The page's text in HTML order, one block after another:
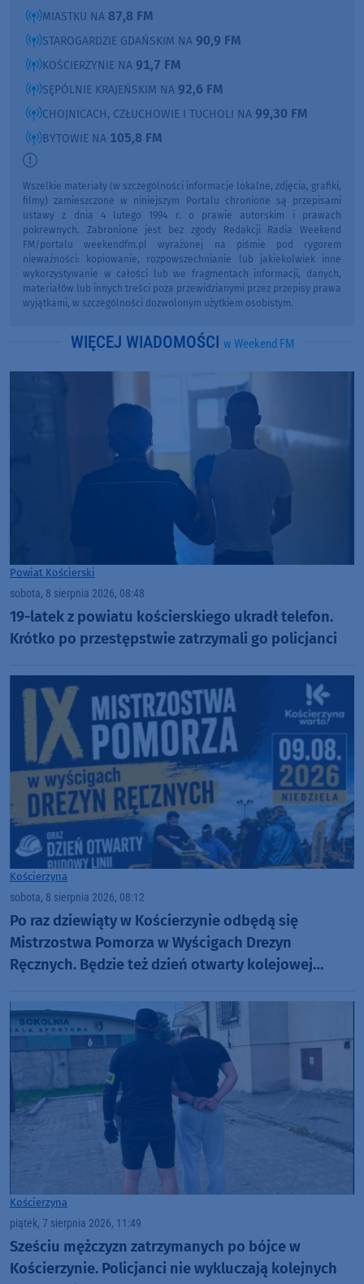
MIASTKU NA 87,8 FM
STAROGARDZIE GDAŃSKIM NA 90,9 FM
KOŚCIERZYNIE NA 91,7 FM
SĘPÓLNIE KRAJEŃSKIM NA 92,6 FM
CHOJNICACH, CZŁUCHOWIE I TUCHOLI NA 99,30 FM
BYTOWIE NA 105,8 FM
Wszelkie materiały (w szczególności informacje lokalne, zdjęcia, grafiki,
filmy) zamieszczone w niniejszym Portalu chronione są przepisami
ustawy z dnia 4 lutego 1994 r. o prawie autorskim i prawach
pokrewnych. Zabronione jest bez zgody Redakcji Radia Weekend
FM/portalu weekendfm.pl wyrażonej na piśmie pod rygorem
nieważności: kopiowanie, rozpowszechnianie lub jakiekolwiek inne
wykorzystywanie w całości lub we fragmentach informacji, danych,
materiałów lub innych treści poza przewidzianymi przez przepisy prawa
wyjątkami, w szczególności dozwolonym użytkiem osobistym.
WIĘCEJ WIADOMOŚCI w Weekend FM
Powiat Kościerski
sobota, 8 sierpnia 2026, 08:48
19-latek z powiatu kościerskiego ukradł telefon.
Krótko po przestępstwie zatrzymali go policjanci
Kościerzyna
sobota, 8 sierpnia 2026, 08:12
Po raz dziewiąty w Kościerzynie odbędą się
Mistrzostwa Pomorza w Wyścigach Drezyn
Ręcznych. Będzie też dzień otwarty kolejowej
Kościerzyna
piątek, 7 sierpnia 2026, 11:49
Sześciu mężczyzn zatrzymanych po bójce w
Kościerzynie. Policjanci nie wykluczają kolejnych